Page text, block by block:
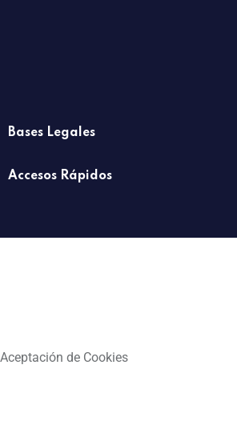
Bases Legales
Accesos Rápidos
Aceptación de Cookies